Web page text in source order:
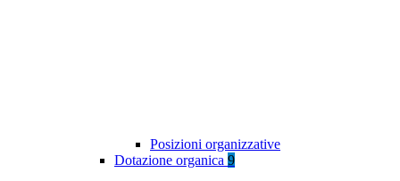
Posizioni organizzative
Dotazione organica 9